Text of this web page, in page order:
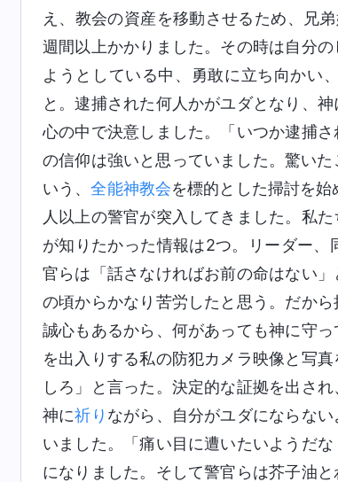
え、教会の資産を移動させるため、兄
週間以上かかりました。その時は自分
ようとしている中、勇敢に立ち向かい
と。逮捕された何人かがユダとなり、
心の中で決意しました。「いつか逮捕
の信仰は強いと思っていました。驚い
いう、全能神教会を標的とした掃討を
人以上の警官が突入してきました。私
が知りたかった情報は2つ。リーダー
官らは「話さなければお前の命はない
の頃からかなり苦労したと思う。だか
誠心もあるから、何があっても神に守
を出入りする私の防犯カメラ映像と写
しろ」と言った。決定的な証拠を出さ
神に祈り ながら、自分がユダにならな
いました。「痛い目に遭いたいようだ
になりました。そして警官らは芥子油